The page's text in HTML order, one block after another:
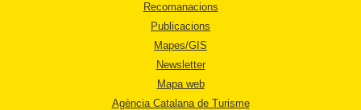
Recomanacions
Publicacions
Mapes/GIS
Newsletter
Mapa web
Agència Catalana de Turisme